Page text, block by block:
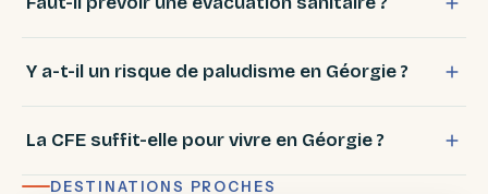
Y a-t-il un risque de paludisme en Géorgie ?
La CFE suffit-elle pour vivre en Géorgie ?
DESTINATIONS PROCHES